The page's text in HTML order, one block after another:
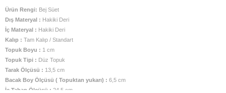
Ürün Rengi: Bej Süet
Dış Materyal : Hakiki Deri
İç Materyal : Hakiki Deri
Kalıp : Tam Kalıp / Standart
Topuk Boyu : 1 cm
Topuk Tipi : Düz Topuk
Tarak Ölçüsü : 13,5 cm
Bacak Boy Ölçüsü ( Topuktan yukarı) : 6,5 cm
İç Taban Ölçüsü : 24,5 cm